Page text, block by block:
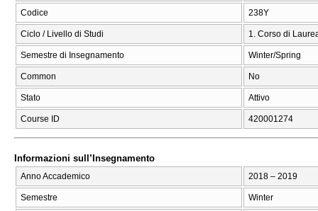
Codice 238Υ
Ciclo / Livello di Studi 1. Corso di
Semestre di Insegnamento Winter/Spring
Common No
Stato Attivo
Course ID 420001274
Informazioni sull’Insegnamento
Anno Accademico 2018 – 2019
Semestre Winter